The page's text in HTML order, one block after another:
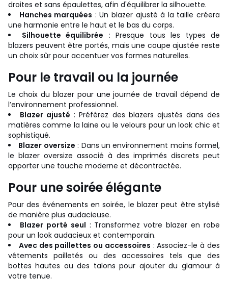
droites et sans épaulettes, afin d'équilibrer la silhouette.
Hanches marquées : Un blazer ajusté à la taille créera
une harmonie entre le haut et le bas du corps.
Silhouette équilibrée : Presque tous les types de
blazers peuvent être portés, mais une coupe ajustée reste
un choix sûr pour accentuer vos formes naturelles.
Pour le travail ou la journée
Le choix du blazer pour une journée de travail dépend de
l’environnement professionnel.
Blazer ajusté : Préférez des blazers ajustés dans des
matières comme la laine ou le velours pour un look chic et
sophistiqué.
Blazer oversize : Dans un environnement moins formel,
le blazer oversize associé à des imprimés discrets peut
apporter une touche moderne et décontractée.
Pour une soirée élégante
Pour des événements en soirée, le blazer peut être stylisé
de manière plus audacieuse.
Blazer porté seul : Transformez votre blazer en robe
pour un look audacieux et contemporain.
Avec des paillettes ou accessoires : Associez-le à des
vêtements pailletés ou des accessoires tels que des
bottes hautes ou des talons pour ajouter du glamour à
votre tenue.